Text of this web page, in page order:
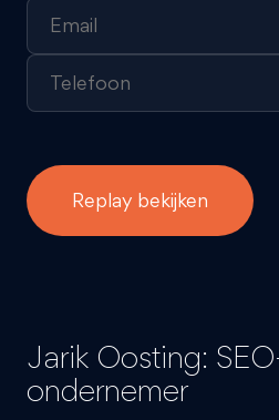
Jarik Oosting:
ondernemer